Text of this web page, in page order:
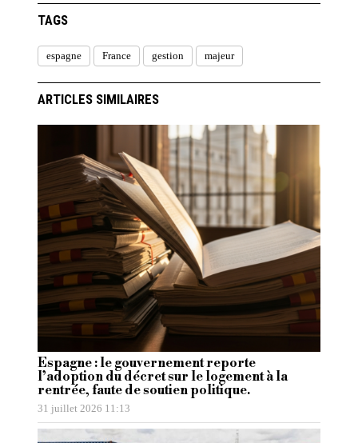
TAGS
espagne France gestion majeur
ARTICLES SIMILAIRES
Espagne : le gouvernement reporte
l’adoption du décret sur le logement à la
rentrée, faute de soutien politique.
31 juillet 2026 11:13